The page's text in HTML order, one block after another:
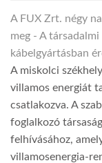
A FUX Zrt. négy
meg - A
kábelgyártásban
A miskolci
villamos energiát
csatlakozva. A
foglalkozó
felhívásához,
villamosenergia-